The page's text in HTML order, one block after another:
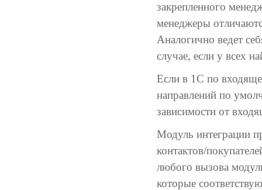
закрепленного
менеджеры
Аналогично ведет
случае, если у всех
Если в 1С по
направлений по
зависимости от
Модуль интеграции
контактов/
любого вызова
которые